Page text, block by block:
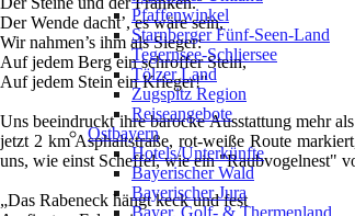
Der Wende dacht’, es wäre sein,
Wir nahmen’s ihm als Sieger:
Auf jedem Berg ein schroffer Stein,
Auf jedem Stein ein Krieger!"
Uns beeindruckt ihre barocke Ausstattung mehr
jetzt 2 km Asphaltstraße, rot-weiße Route
uns, wie einst Scheffel, wie ein "Raubvogelnest"
„Das Rabeneck hängt keck und fest
Pfaffenwinkel
Starnberger Fünf-Seen-Land
Tegernsee-Schliersee
Tölzer Land
Zugspitz Region
Reiseangebote
Ostbayern
Hotels/Unterkünfte
Bayerischer Wald
Bayerischer Jura
Bayer. Golf- & Thermenland